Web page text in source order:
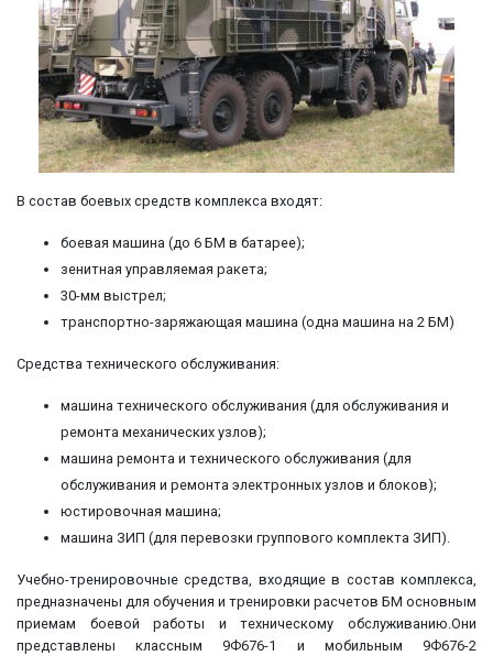
В состав боевых средств комплекса входят:
боевая машина (до 6 БМ в батарее);
зенитная управляемая ракета;
30-мм выстрел;
транспортно-заряжающая машина (одна машина на 2 БМ)
Средства технического обслуживания:
машина технического обслуживания (для обслуживания и
ремонта механических узлов);
машина ремонта и технического обслуживания (для
обслуживания и ремонта электронных узлов и блоков);
юстировочная машина;
машина ЗИП (для перевозки группового комплекта ЗИП).
Учебно-тренировочные средства, входящие в состав комплекса,
предназначены для обучения и тренировки расчетов БМ основным
приемам боевой работы и техническому обслуживанию.Они
представлены классным 9Ф676-1 и мобильным 9Ф676-2